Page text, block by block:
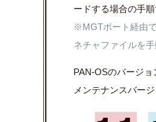
ードする場合の手順
※MGTポート経由
ネチャファイルを
PAN-OSのバージョ
メンテナンスバー